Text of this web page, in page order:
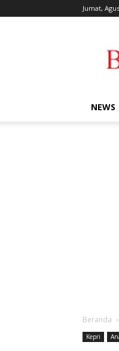
Jumat,
NEWS
Beranda
Kepri